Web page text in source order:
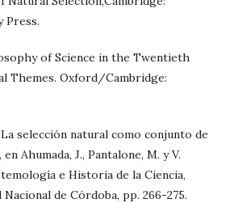
Press.
of Science in the Twentieth
Themes. Oxford/Cambridge:
selección natural como conjunto de
Ahumada, J., Pantalone, M. y V.
e Historia de la Ciencia,
de Córdoba, pp. 266-275.